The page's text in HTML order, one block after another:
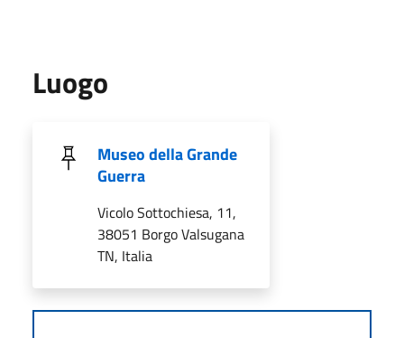
Luogo
Museo della Grande
Guerra
Vicolo Sottochiesa, 11,
38051 Borgo Valsugana
TN, Italia